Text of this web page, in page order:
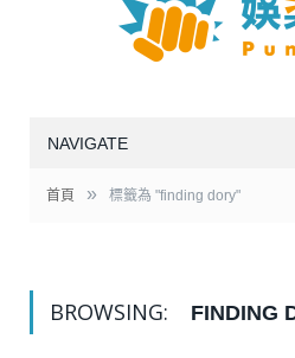
NAVIGATE
首頁 » 標籤為 "finding dory"
BROWSING: FINDING